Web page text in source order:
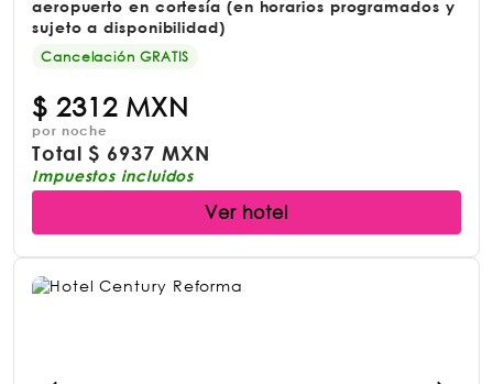
aeropuerto en cortesía (en horarios programados y
sujeto a disponibilidad)
Cancelación GRATIS
$ 2312 MXN
por noche
Total$ 6937 MXN
Impuestos incluidos
Ver hotel